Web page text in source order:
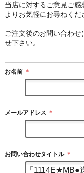
当店に対するご意見ご感
よりお気軽にお尋ねくだ
ご注文後のお問い合わ
せ下さい。
お名前 ＊
メールアドレス ＊
お問い合わせタイトル ＊